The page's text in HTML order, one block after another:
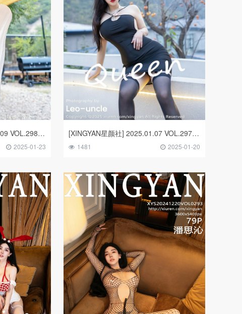
[XINGYAN星颜社] 2025.01.09 VOL.298 清妙
2025-01-23
[XINGYAN星颜社] 2025.01.07 VOL.297 王婉悠Queen
1481 2025-01-20